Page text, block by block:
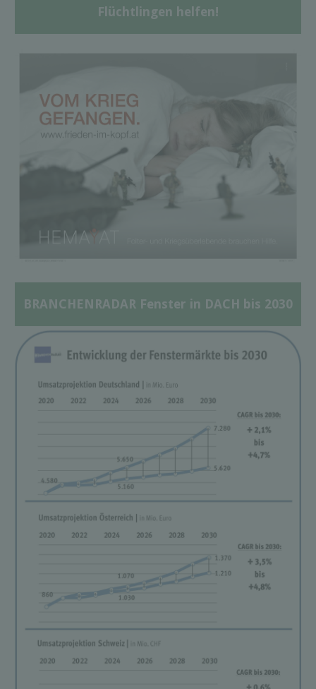
Flüchtlingen helfen!
BRANCHENRADAR Fenster in DACH bis 2030